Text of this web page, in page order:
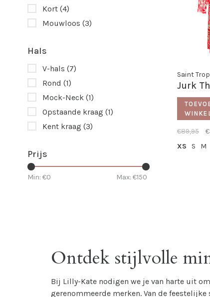
Kort (4)
Mouwloos (3)
Hals
V-hals (7)
Rond (1)
Mock-Neck (1)
Opstaande kraag (1)
Kent kraag (3)
Prijs
Min: €0 Max: €150
Saint
Jurk
€89,95
XS
S M
Ontdek stijlvolle
Bij Lilly-Kate nodigen we je van harte uit
gerenommeerde merken. Van de